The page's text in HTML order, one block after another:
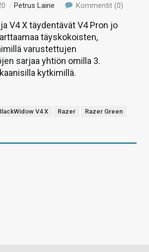
/Petrus Laine Kommentit (0)
V4 X täydentävät V4 Pron jo
täyskokoisten,
varustettujen
sarjaa yhtiön omilla 3.
kytkimillä.
V4 X Razer
Razer Green